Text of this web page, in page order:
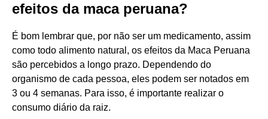
efeitos da maca peruana?
É bom lembrar que, por não ser um medicamento, assim
como todo alimento natural, os efeitos da Maca Peruana
são percebidos a longo prazo. Dependendo do
organismo de cada pessoa, eles podem ser notados em
3 ou 4 semanas. Para isso, é importante realizar o
consumo diário da raiz.